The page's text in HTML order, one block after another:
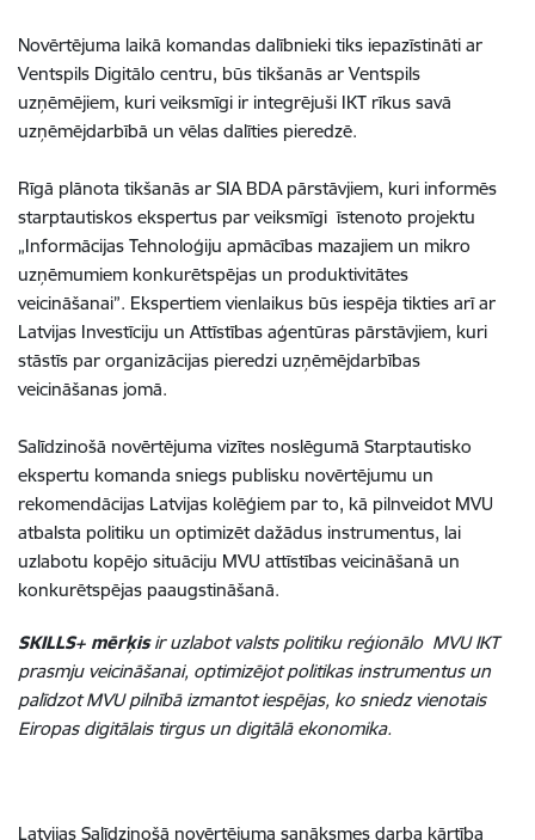
Novērtējuma laikā komandas dalībnieki tiks iepazīstināti ar
Ventspils Digitālo centru, būs tikšanās ar Ventspils
uzņēmējiem, kuri veiksmīgi ir integrējuši IKT rīkus savā
uzņēmējdarbībā un vēlas dalīties pieredzē.
Rīgā plānota tikšanās ar SIA BDA pārstāvjiem, kuri informēs
starptautiskos ekspertus par veiksmīgi īstenoto projektu
„Informācijas Tehnoloģiju apmācības mazajiem un mikro
uzņēmumiem konkurētspējas un produktivitātes
veicināšanai”. Ekspertiem vienlaikus būs iespēja tikties arī ar
Latvijas Investīciju un Attīstības aģentūras pārstāvjiem, kuri
stāstīs par organizācijas pieredzi uzņēmējdarbības
veicināšanas jomā.
Salīdzinošā novērtējuma vizītes noslēgumā Starptautisko
ekspertu komanda sniegs publisku novērtējumu un
rekomendācijas Latvijas kolēģiem par to, kā pilnveidot MVU
atbalsta politiku un optimizēt dažādus instrumentus, lai
uzlabotu kopējo situāciju MVU attīstības veicināšanā un
konkurētspējas paaugstināšanā.
SKILLS+ mērķisir uzlabot valsts politiku reģionālo MVU IKT
prasmju veicināšanai, optimizējot politikas instrumentus un
palīdzot MVU pilnībā izmantot iespējas, ko sniedz vienotais
Eiropas digitālais tirgus un digitālā ekonomika.
Latvijas Salīdzinošā novērtējuma sanāksmes darba kārtība